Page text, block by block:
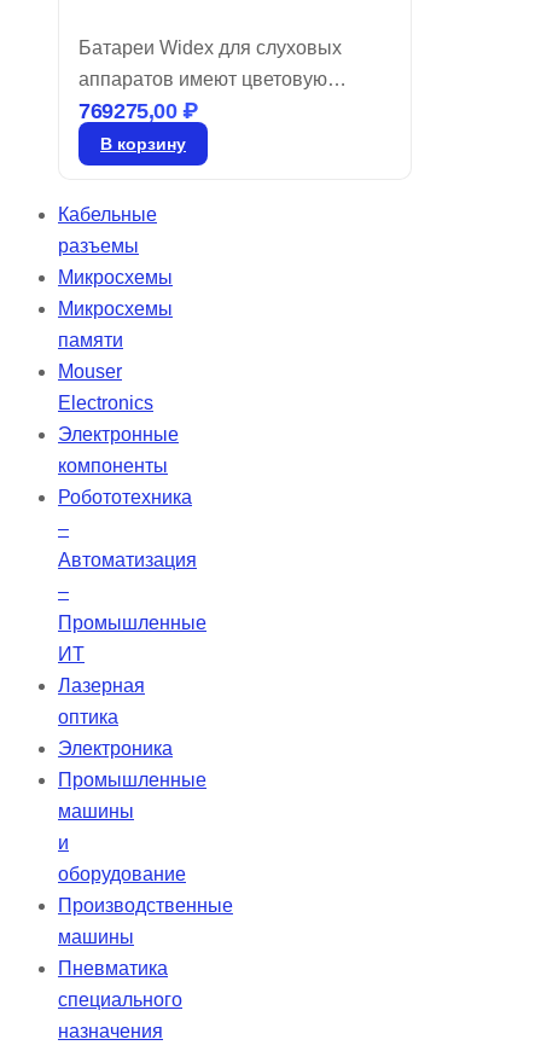
Батареи Widex для слуховых
аппаратов имеют цветовую
кодировку, обозначающую размер,
и представляют собой воздушно-
запечатанном виде до момента
769275,00₽
В корзину
Кабельные
разъемы
Микросхемы
Микросхемы
памяти
Mouser
Electronics
Электронные
компоненты
Робототехника
–
Автоматизация
–
Промышленные
ИТ
Лазерная
оптика
Электроника
Промышленные
машины
и
оборудование
Производственные
машины
Пневматика
специального
назначения